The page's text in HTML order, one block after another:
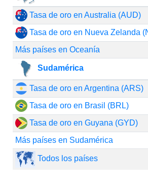
Tasa de oro en Australia (AUD)
Tasa de oro en Nueva Zelanda
Más países en Oceanía
Sudamérica
Tasa de oro en Argentina (ARS)
Tasa de oro en Brasil (BRL)
Tasa de oro en Guyana (GYD)
Más países en Sudamérica
Todos los países